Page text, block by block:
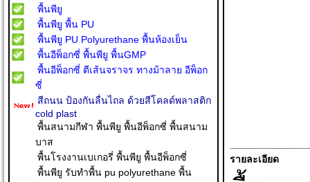
พื้นพียู
พื้นพียู พื้น PU
พื้นพียู PU Polyurethane พื้นห้องเย็น
พื้นอีพ็อกซี่ พื้นพียู พื้นGMP
พื้นอีพ็อกซี่ ตีเส้นจราจร ทางม้าลาย อีพ็อก
ซี่
สีถนน ป้องกันลื่นไถล ด้วยสีโคลด์พลาสติก
cold plast
พื้นสนามกีฬา พื้นพียู พื้นอีพ็อกซี่ พื้นสนาม
บาส
พื้นโรงงานเบเกอรี่ พื้นพียู พื้นอีพ็อกซี่
พื้นพียู รับทำพื้น pu polyurethane พื้น
รายละเอียด